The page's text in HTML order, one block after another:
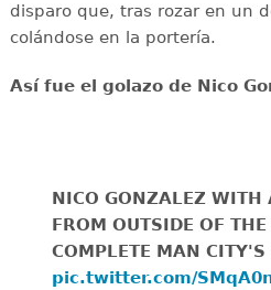
disparo que, tras rozar en un
colándose en la portería.
Así fue el golazo de Nico
NICO GONZALEZ WITH
FROM OUTSIDE OF
COMPLETE MAN CITY'S
pic.twitter.com/